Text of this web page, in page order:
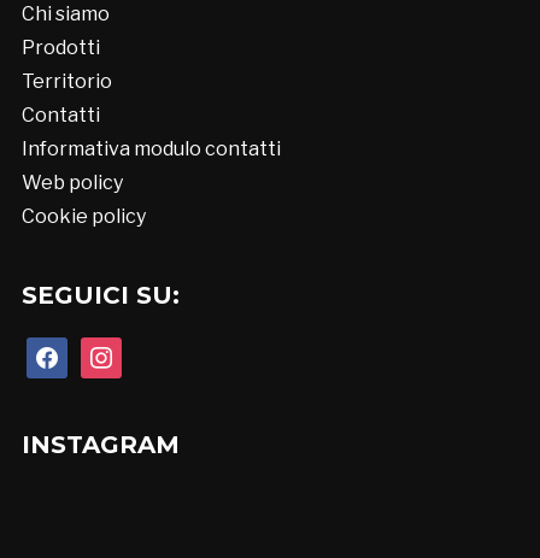
Chi siamo
Prodotti
Territorio
Contatti
Informativa modulo contatti
Web policy
Cookie policy
SEGUICI SU:
facebookinstagram
INSTAGRAM